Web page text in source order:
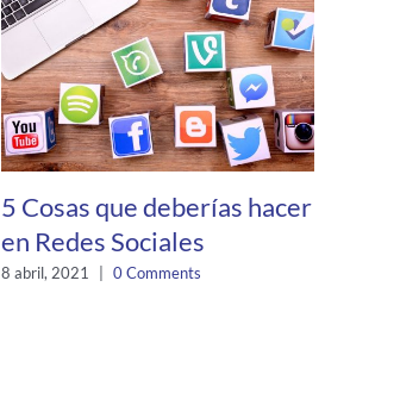
5 Cosas que deberías hacer
en Redes Sociales
8 abril, 2021 0 Comments